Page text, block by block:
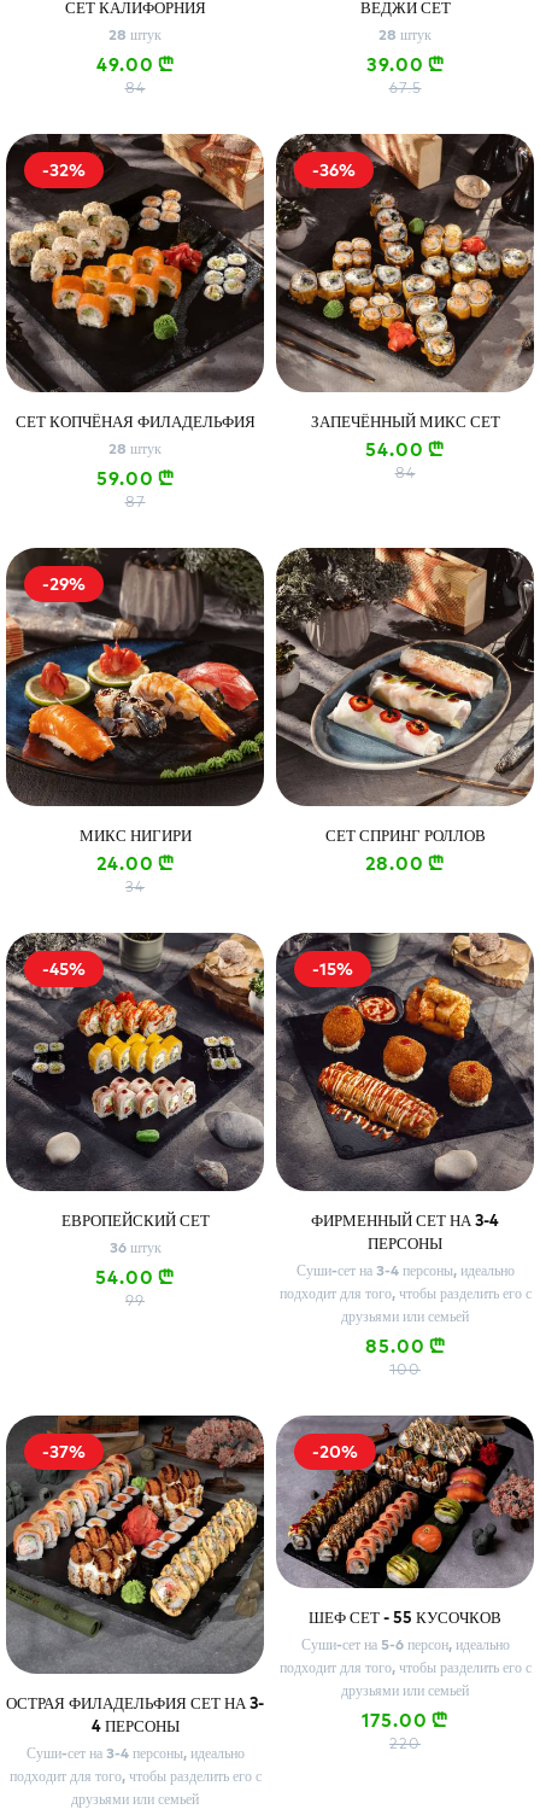
СЕТ КАЛИФОРНИЯ
28 штук
49.00 n
84
ВЕДЖИ СЕТ
28 штук
39.00 n
67.5
-32%
СЕТ КОПЧЁНАЯ ФИЛАДЕЛЬФИЯ
28 штук
59.00 n
87
-36%
ЗАПЕЧЁННЫЙ МИКС СЕТ
54.00 n
84
-29%
МИКС НИГИРИ
24.00 n
34
СЕТ СПРИНГ РОЛЛОВ
28.00 n
-45%
ЕВРОПЕЙСКИЙ СЕТ
36 штук
54.00 n
99
-15%
ФИРМЕННЫЙ СЕТ НА 3-4
ПЕРСОНЫ
Суши-сет на 3-4 персоны, идеально
подходит для того, чтобы разделить его с
друзьями или семьей
85.00 n
100
-37%
ОСТРАЯ ФИЛАДЕЛЬФИЯ СЕТ НА 3-
4 ПЕРСОНЫ
Суши-сет на 3-4 персоны, идеально
подходит для того, чтобы разделить его с
друзьями или семьей
-20%
ШЕФ СЕТ - 55 КУСОЧКОВ
Суши-сет на 5-6 персон, идеально
подходит для того, чтобы разделить его с
друзьями или семьей
175.00 n
220